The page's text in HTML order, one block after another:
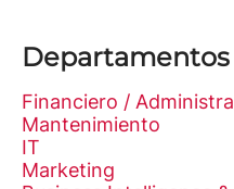
Departamentos
Financiero /
Mantenimiento
IT
Marketing